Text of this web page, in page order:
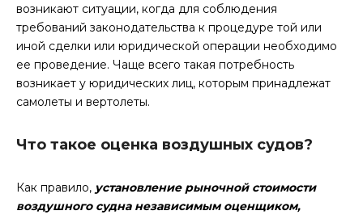
возникают ситуации, когда для соблюдения
требований законодательства к процедуре той или
иной сделки или юридической операции необходимо
ее проведение. Чаще всего такая потребность
возникает у юридических лиц, которым принадлежат
самолеты и вертолеты.
Что такое оценка воздушных судов?
Как правило, установление рыночной стоимости
воздушного судна независимым оценщиком,